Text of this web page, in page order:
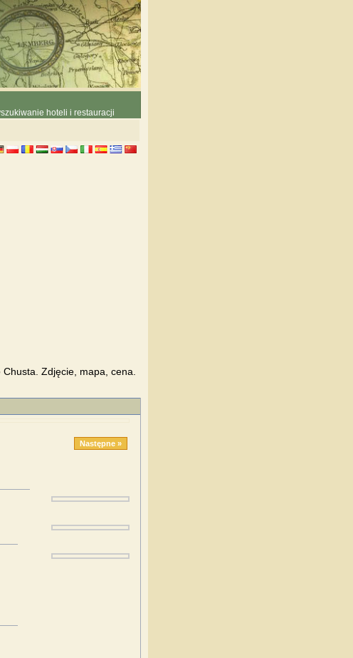
hoteli i restauracji
Zdjęcie, mapa, cena.
Następne »